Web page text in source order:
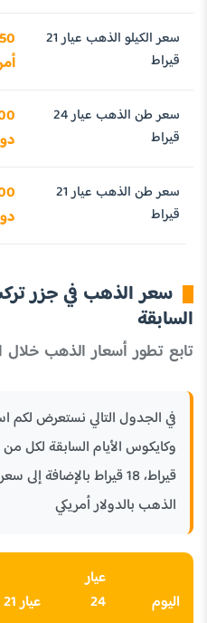
سعر الكيلو الذهب عيار 21
قيراط
سعر طن الذهب عيار 24
قيراط
سعر طن الذهب عيار 21
قيراط
سعر الذهب في جزر
السابقة
تابع تطور أسعار الذهب خلال
في الجدول التالي نستعرض لكم
قيراط، 18 قيراط
الذهب بالدولار أمريكي
اليوم
عيار
24
عيار 21